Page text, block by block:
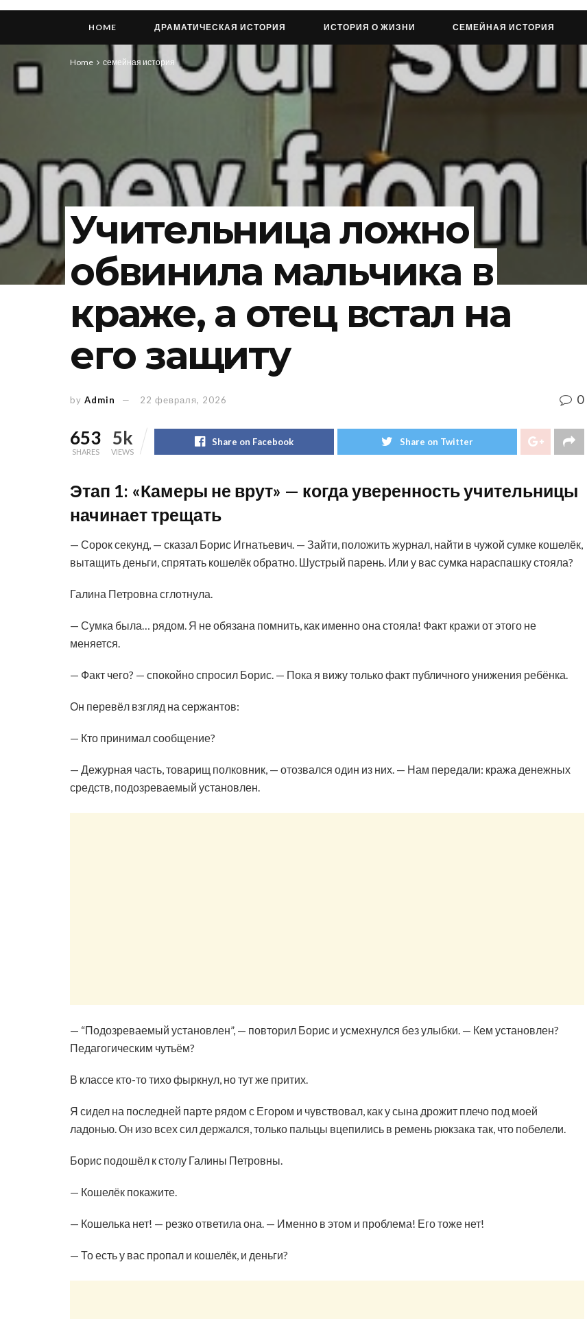
HOME ДРАМАТИЧЕСКАЯ ИСТОРИЯ ИСТОРИЯ О ЖИЗНИ СЕМЕЙНАЯ ИСТОРИЯ
Home семейная история
Учительница ложно
обвинила мальчика в
краже, а отец встал на
его защиту
by Admin 22 февраля, 2026 0
653
SHARES
5k
VIEWS
Share on Facebook Share on Twitter
Этап 1: «Камеры не врут» — когда уверенность учительницы
начинает трещать
— Сорок секунд, — сказал Борис Игнатьевич. — Зайти, положить журнал, найти в чужой сумке кошелёк,
вытащить деньги, спрятать кошелёк обратно. Шустрый парень. Или у вас сумка нараспашку стояла?
Галина Петровна сглотнула.
— Сумка была… рядом. Я не обязана помнить, как именно она стояла! Факт кражи от этого не
меняется.
— Факт чего? — спокойно спросил Борис. — Пока я вижу только факт публичного унижения ребёнка.
Он перевёл взгляд на сержантов:
— Кто принимал сообщение?
— Дежурная часть, товарищ полковник, — отозвался один из них. — Нам передали: кража денежных
средств, подозреваемый установлен.
— “Подозреваемый установлен”, — повторил Борис и усмехнулся без улыбки. — Кем установлен?
Педагогическим чутьём?
В классе кто-то тихо фыркнул, но тут же притих.
Я сидел на последней парте рядом с Егором и чувствовал, как у сына дрожит плечо под моей
ладонью. Он изо всех сил держался, только пальцы вцепились в ремень рюкзака так, что побелели.
Борис подошёл к столу Галины Петровны.
— Кошелёк покажите.
— Кошелька нет! — резко ответила она. — Именно в этом и проблема! Его тоже нет!
— То есть у вас пропал и кошелёк, и деньги?